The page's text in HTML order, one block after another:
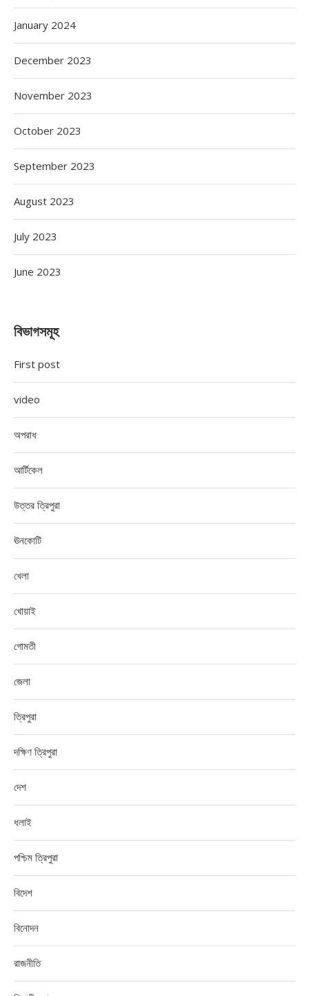
January 2024
December 2023
November 2023
October 2023
September 2023
August 2023
July 2023
June 2023
বিভাগসমূহ
First post
video
অপরাধ
আর্টিকেল
উত্তর ত্রিপুরা
ঊনকোটি
খেলা
খোয়াই
গোমতী
জেলা
ত্রিপুরা
দক্ষিণ ত্রিপুরা
দেশ
ধলাই
পশ্চিম ত্রিপুরা
বিদেশ
বিনোদন
রাজনীতি